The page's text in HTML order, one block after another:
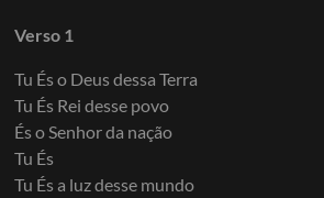
Verso 1
Tu És o Deus dessa Terra
Tu És Rei desse povo
És o Senhor da nação
Tu És
Tu És a luz desse mundo